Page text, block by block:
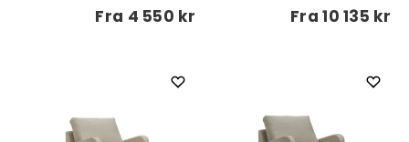
Fra 4 550 kr Fra10 135 kr